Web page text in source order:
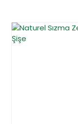
YENİ